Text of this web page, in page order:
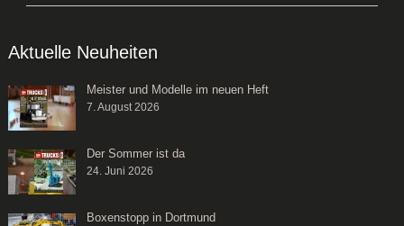
Aktuelle Neuheiten
Meister und Modelle im neuen Heft
7. August 2026
Der Sommer ist da
24. Juni 2026
Boxenstopp in Dortmund